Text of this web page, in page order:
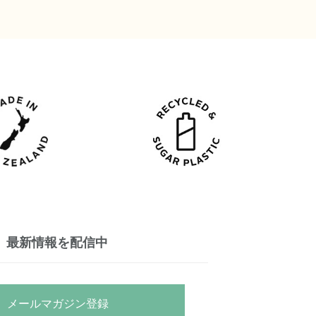
最新情報を配信中
メールマガジン登録